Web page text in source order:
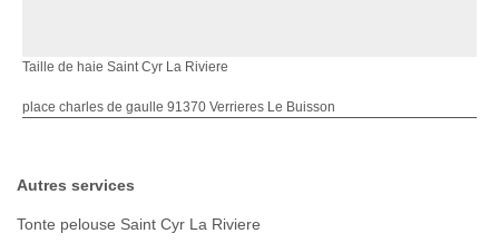
Taille de haie Saint Cyr La Riviere
place charles de gaulle 91370 Verrieres Le Buisson
Autres services
Tonte pelouse Saint Cyr La Riviere